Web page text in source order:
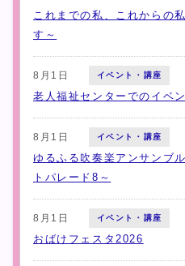
これまでの私、これからの
す～
8月1日 イベント・講座
老人福祉センターでのイベ
8月1日 イベント・講座
ゆるふる吹奏楽アンサンブ
トパレード8～
8月1日 イベント・講座
おばけフェスタ2026